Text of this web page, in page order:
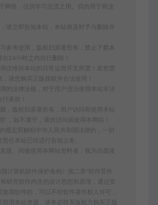
网络，仅供学习交流之用。切勿用于商业
请立即告知本站，本站将及时予与删除并
参考使用，版权归原著所有，禁止下载本
24小时之内自行删除！
仅维持本站的日常运营开支所需！若您需
请您购买正版授权并合法使用！
的法律法规，对于用户违法使用本站非法
，版权归原著所有，用户访问和使用本站
”，如不遵守，请勿访问或使用本网站！
规定而触犯中华人民共和国法律的，一切
任本站已经进行告知义务。
接、间接使用本网站资料者，视为自愿接
计算机软件保护条例》第二章"软件菩作
研究软件内含的设计思想和原理，通过安
使用软件的，可以不经软件著作权人许可，
商用本站资源，请务必联系版权方购买正版